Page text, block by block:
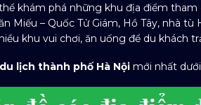
khám phá những khu địa điểm
Miếu – Quốc Tử Giám, Hồ Tây, nhà
khu vui chơi, ăn uống để du khách
lịch thành phố Hà Nội mới nhất